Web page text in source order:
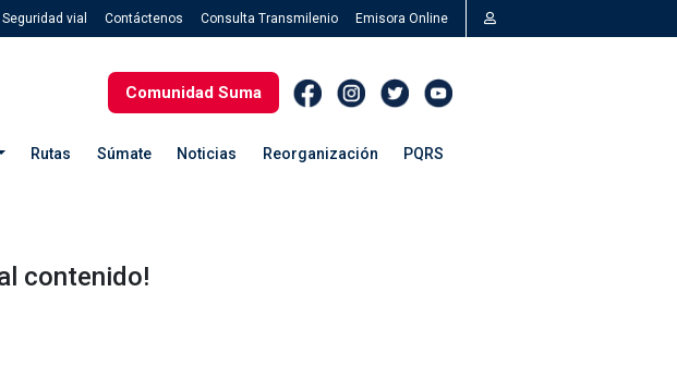
vial Contáctenos Consulta Transmilenio Emisora Online
Comunidad Suma
Rutas Súmate Noticias Reorganización PQRS
contenido!